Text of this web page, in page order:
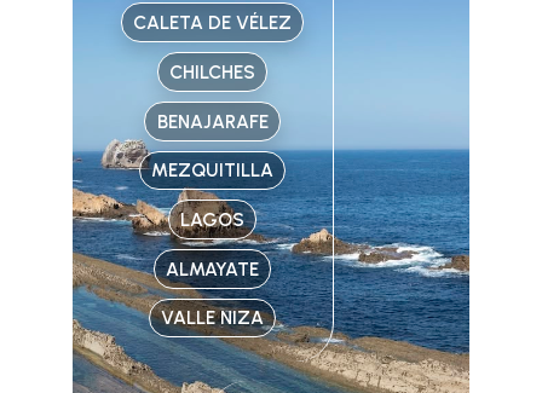
CALETA DE VÉLEZ
CHILCHES
BENAJARAFE
MEZQUITILLA
LAGOS
ALMAYATE
VALLE NIZA